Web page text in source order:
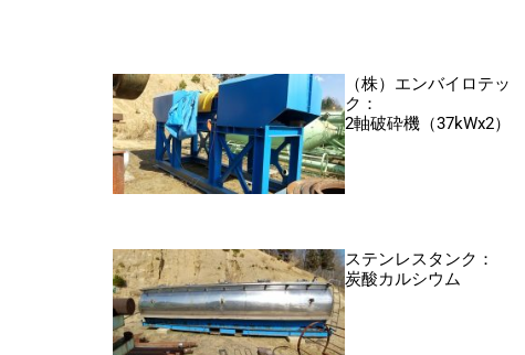
（株）エンバイロテッ
ク：
2軸破砕機（37kWx2）
ステンレスタンク：
炭酸カルシウム